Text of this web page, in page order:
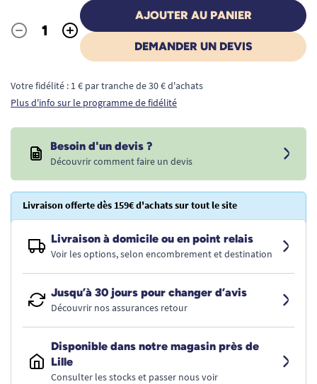
Quantité
- +
AJOUTER AU PANIER
DEMANDER UN DEVIS
Votre fidélité : 1 € par tranche de 30 € d'achats
Plus d'info sur le programme de fidélité
Besoin d'un devis ?
Découvrir comment faire un devis
Livraison offerte dès 159€ d'achats sur tout le site
Livraison à domicile ou en point relais
Voir les options, selon encombrement et destination
Jusqu’à 30 jours pour changer d’avis
Découvrir nos assurances retour
Disponible dans notre magasin près de
Lille
Consulter les stocks et passer nous voir